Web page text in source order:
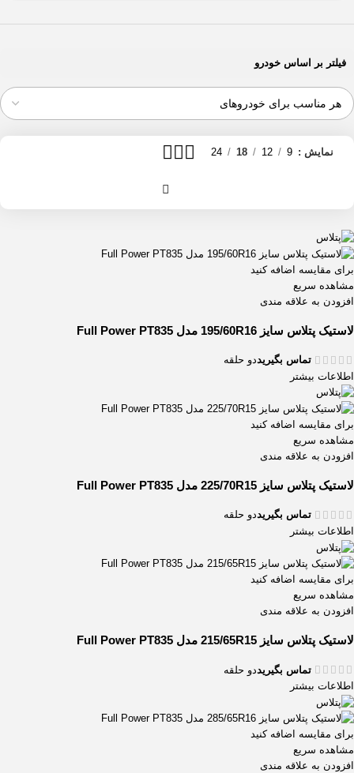
فیلتر بر اساس خودرو
نمایش 9
12
18
24
برای مقایسه اضافه کنید
مشاهده سریع
افزودن به علاقه مندی
لاستیک پتلاس سایز 195/60R16 مدل Full Power PT835
تماس بگیریددو حلقه
اطلاعات بیشتر
برای مقایسه اضافه کنید
مشاهده سریع
افزودن به علاقه مندی
لاستیک پتلاس سایز 225/70R15 مدل Full Power PT835
تماس بگیریددو حلقه
اطلاعات بیشتر
برای مقایسه اضافه کنید
مشاهده سریع
افزودن به علاقه مندی
لاستیک پتلاس سایز 215/65R15 مدل Full Power PT835
تماس بگیریددو حلقه
اطلاعات بیشتر
برای مقایسه اضافه کنید
مشاهده سریع
افزودن به علاقه مندی